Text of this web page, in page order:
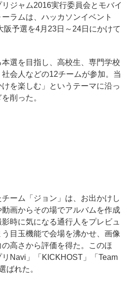
ジャム2016実行委員会とモバイ
ラムは、ハッカソンイベント
阪予選を4月23日～24日にかけて
選を目指し、高校生、専門学校
会人などの12チームが参加。当
を楽しむ」というテーマに沿っ
削った。
ーム「ジョン」は、お出かけし
画からその場でアルバムを作成
時に気になる通行人をプレビュ
目玉機能で会場を沸かせ、画像
高さから評価を得た。このほ
Navi」「KICKHOST」「Team
ばれた。